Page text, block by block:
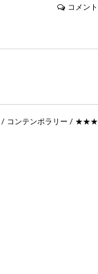
コメント
/ コンテンポラリー / ★★★